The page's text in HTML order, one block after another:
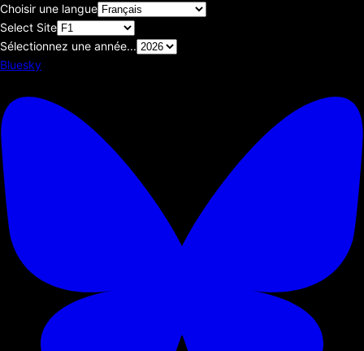
Choisir une langue
Select Site
Sélectionnez une année...
Bluesky